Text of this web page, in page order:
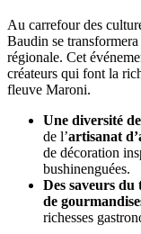
Au carrefour des
Baudin se
régionale. Cet
créateurs qui font la
fleuve Maroni.
Une diversité
de l’artisanat
de décoration
bushinenguées.
Des saveurs
de
richesses